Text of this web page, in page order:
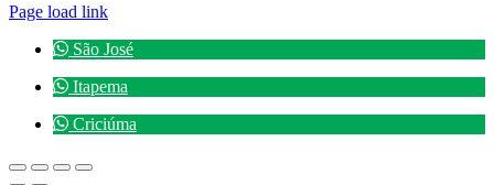
Page load link
São José
Itapema
Criciúma